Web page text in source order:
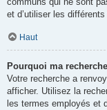
et d’utiliser les
Haut
Pourquoi ma
Votre recherche a
afficher. Utilisez la
les termes employés et